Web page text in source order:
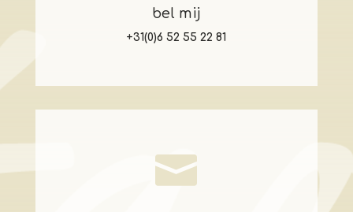
bel mij
+31(0)6 52 55 22 81
